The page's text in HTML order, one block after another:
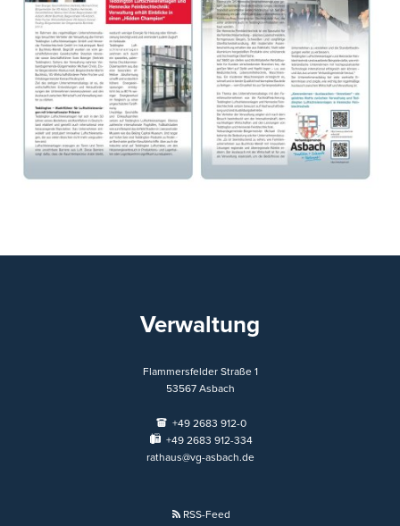
Verwaltung
Flammersfelder Straße 1
53567 Asbach
+49 2683 912-0
+49 2683 912-334
rathaus@vg-asbach.de
RSS-Feed